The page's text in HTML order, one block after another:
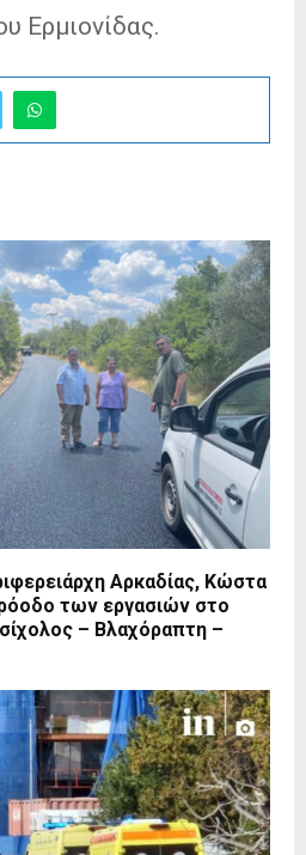
Ερμιονίδας.
Αρκαδίας, Κώστα
των εργασιών στο
– Βλαχόραπτη –